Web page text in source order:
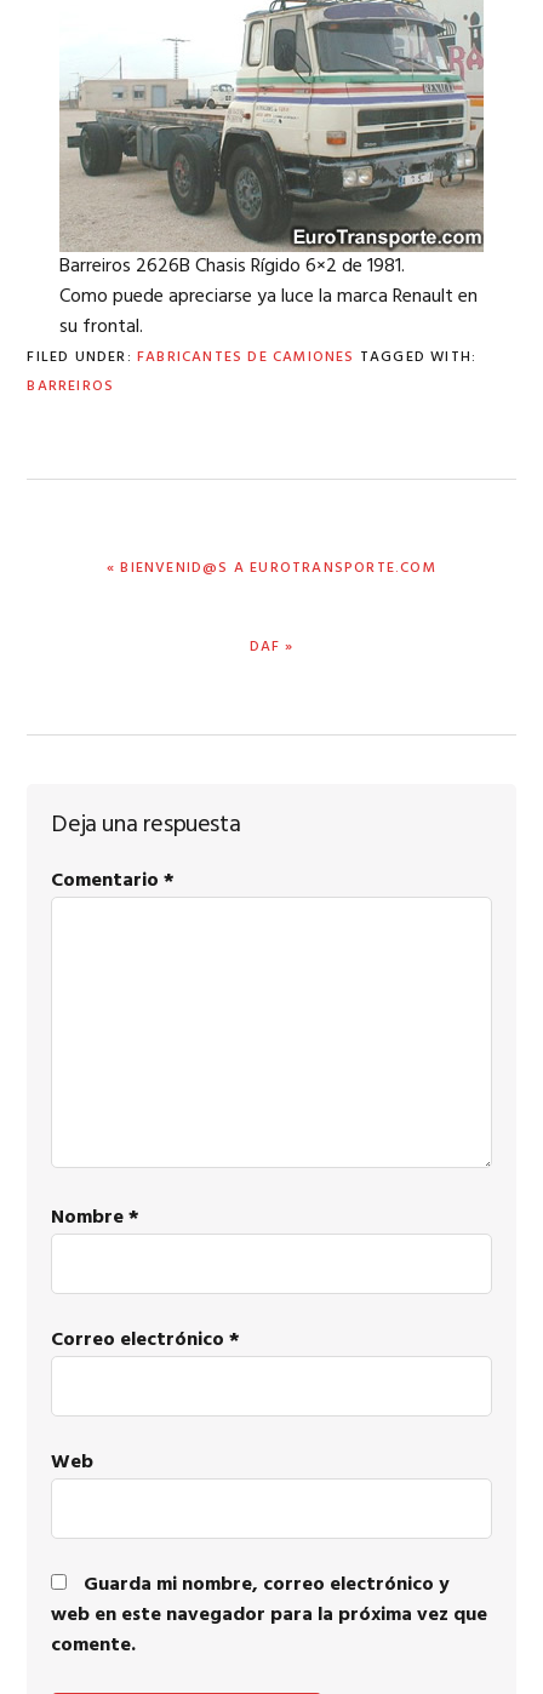
Barreiros 2626B Chasis Rígido 6×2 de 1981.
Como puede apreciarse ya luce la marca Renault en
su frontal.
FILED UNDER: FABRICANTES DE CAMIONES TAGGED WITH:
BARREIROS
PREVIOUS
« BIENVENID@S A EUROTRANSPORTE.COM
NEXT
DAF »
Reader
Interactions
Deja una respuesta
Comentario*
Nombre*
Correo electrónico*
Web
Guarda mi nombre, correo electrónico y
web en este navegador para la próxima vez que
comente.